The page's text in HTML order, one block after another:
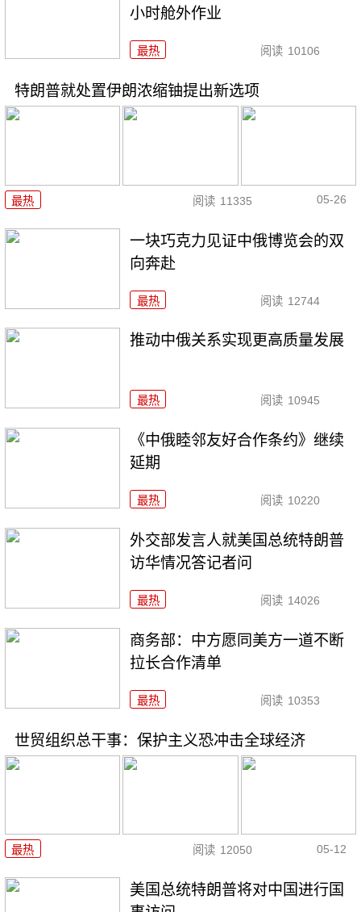
小时舱外作业
最热 阅读 10106
特朗普就处置伊朗浓缩铀提出新选项
最热 阅读 11335 05-26
一块巧克力见证中俄博览会的双
向奔赴
最热 阅读 12744
推动中俄关系实现更高质量发展
最热 阅读 10945
《中俄睦邻友好合作条约》继续
延期
最热 阅读 10220
外交部发言人就美国总统特朗普
访华情况答记者问
最热 阅读 14026
商务部：中方愿同美方一道不断
拉长合作清单
最热 阅读 10353
世贸组织总干事：保护主义恐冲击全球经济
最热 阅读 12050 05-12
美国总统特朗普将对中国进行国